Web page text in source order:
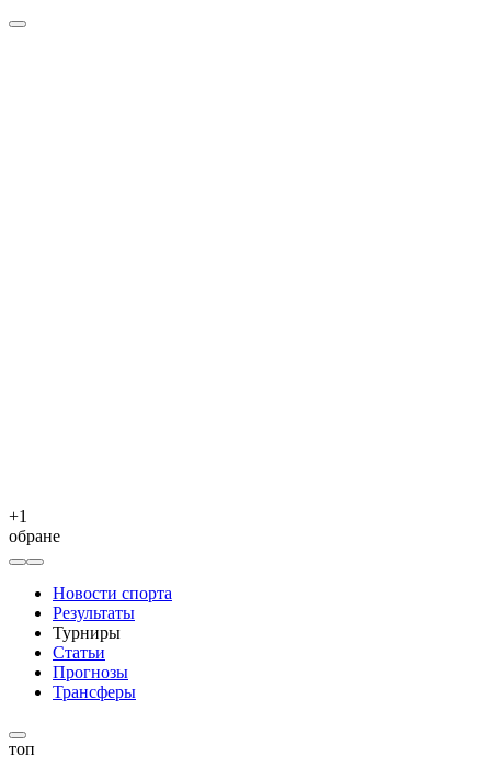
+1
обране
Новости спорта
Результаты
Турниры
Статьи
Прогнозы
Трансферы
топ